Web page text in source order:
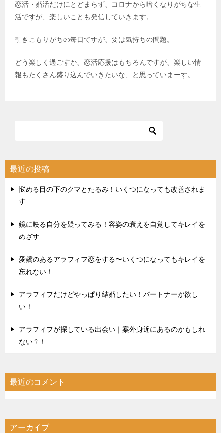
恋活・婚活だけにとどまらず、コロナから暗くなりがちな生
活ですが、楽しいことも発信していきます。
引きこもりがちの毎日ですが、要は気持ちの問題。
どう楽しく過ごすか、恋活応援はもちろんですが、楽しい情
報もたくさん盛り込んでいきたいな、と思っていまーす。
最近の投稿
悩める目の下のクマとたるみ！いくつになっても改善されま
す
鏡に映る自分を疑ってみる！容姿の衰えを自覚してキレイを
めざす
愛嬌のあるアラフィフ恋をする〜いくつになってもキレイを
忘れない！
アラフィフだけどやっぱり結婚したい！パートナーが欲し
い！
アラフィフが探している出会い｜案外身近にあるのかもしれ
ない？！
最近のコメント
アーカイブ